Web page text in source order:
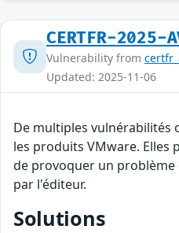
CERTFR-2025-
Vulnerability from
Updated: 2025-11-06
De multiples vulnérabilités
les produits VMware.
de provoquer un
par l'éditeur.
Solutions